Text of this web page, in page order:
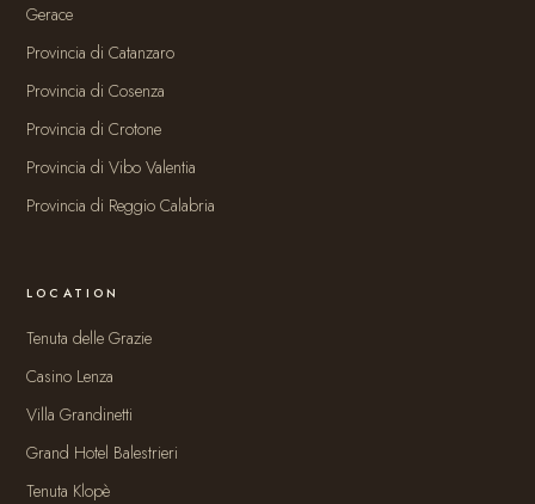
Gerace
Provincia di Catanzaro
Provincia di Cosenza
Provincia di Crotone
Provincia di Vibo Valentia
Provincia di Reggio Calabria
LOCATION
Tenuta delle Grazie
Casino Lenza
Villa Grandinetti
Grand Hotel Balestrieri
Tenuta Klopè